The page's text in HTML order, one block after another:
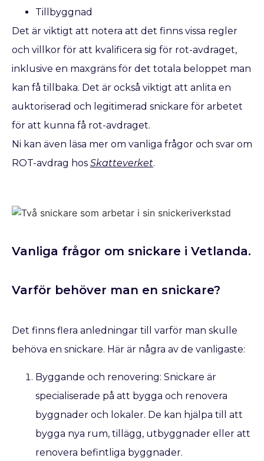
Tillbyggnad
Det är viktigt att notera att det finns vissa regler
och villkor för att kvalificera sig för rot-avdraget,
inklusive en maxgräns för det totala beloppet man
kan få tillbaka. Det är också viktigt att anlita en
auktoriserad och legitimerad snickare för arbetet
för att kunna få rot-avdraget.
Ni kan även läsa mer om vanliga frågor och svar om
ROT-avdrag hos Skatteverket.
Vanliga frågor om snickare i Vetlanda.
Varför behöver man en snickare?
Det finns flera anledningar till varför man skulle
behöva en snickare. Här är några av de vanligaste:
Byggande och renovering: Snickare är
specialiserade på att bygga och renovera
byggnader och lokaler. De kan hjälpa till att
bygga nya rum, tillägg, utbyggnader eller att
renovera befintliga byggnader.